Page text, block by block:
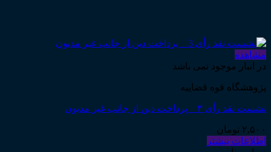
مشاهده
در انبار موجود نمی باشد
پژوهشگاه قوه قضاییه
نشست نقد رأی ۳ _ پرداخت دین از جانب غیر مدیون
۲,۵۰۰ تومان
اطلاعات بیشتر